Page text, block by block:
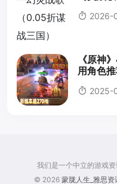
2026-
《原神
用角色
2025-
© 2026 蒙胧人生_雅思资
我们是一个中立的游戏